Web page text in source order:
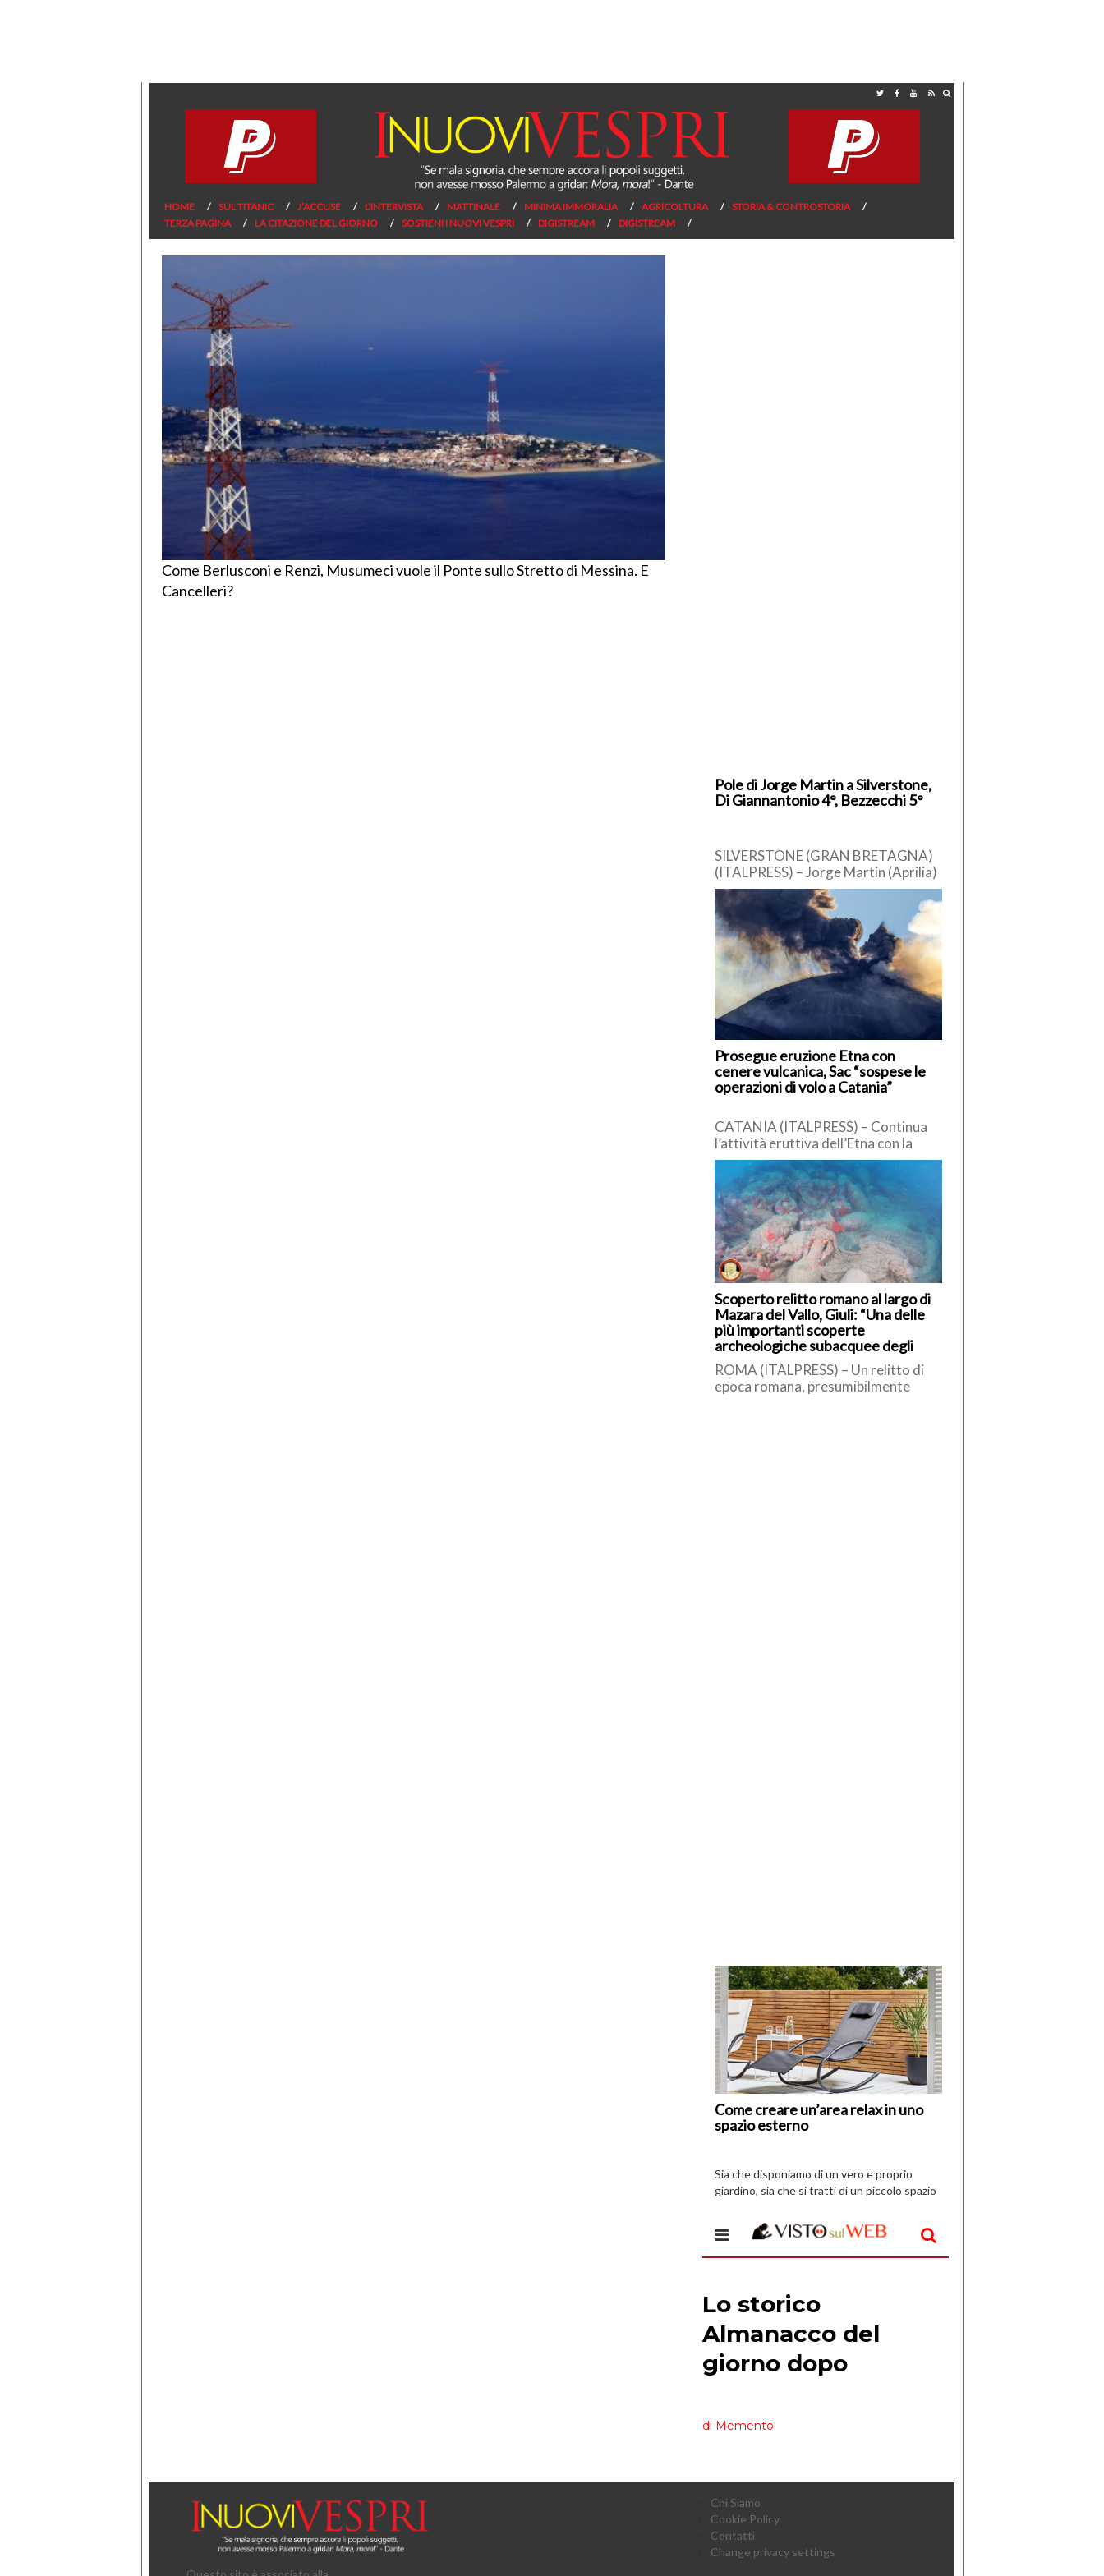
HOME SUL TITANIC J’ACCUSE L’INTERVISTA MATTINALE MINIMA IMMORALIA AGRICOLTURA
STORIA & CONTROSTORIA
TERZA PAGINA
LA CITAZIONE DEL GIORNO SOSTIENI I NUOVI VESPRI DIGISTREAM DIGISTREAM
Come Berlusconi e Renzi, Musumeci vuole il Ponte sullo Stretto di Messina. E
Cancelleri?
Pole di Jorge Martin a Silverstone,
Di Giannantonio 4°, Bezzecchi 5°
SILVERSTONE (GRAN BRETAGNA)
(ITALPRESS) – Jorge Martin (Aprilia)
in pole position nel Gran Premio di
Gran Bretagna, dodicesimo
appuntamento del […]
Prosegue eruzione Etna con
cenere vulcanica, Sac “sospese le
operazioni di volo a Catania”
CATANIA (ITALPRESS) – Continua
l’attività eruttiva dell’Etna con la
contestuale emissione di cenere
vulcanica in atmosfera. L’Istituto
Nazionale di Geofisica […]
Scoperto relitto romano al largo di
Mazara del Vallo, Giuli: “Una delle
più importanti scoperte
archeologiche subacquee degli
ultimi anni”
ROMA (ITALPRESS) – Un relitto di
epoca romana, presumibilmente
Come creare un’area relax in uno
spazio esterno
di
I
Vespri
Sia che disponiamo di un vero e proprio
giardino, sia che si tratti di un piccolo spazio
Chi Siamo
Cookie Policy
Contatti
Change privacy settings